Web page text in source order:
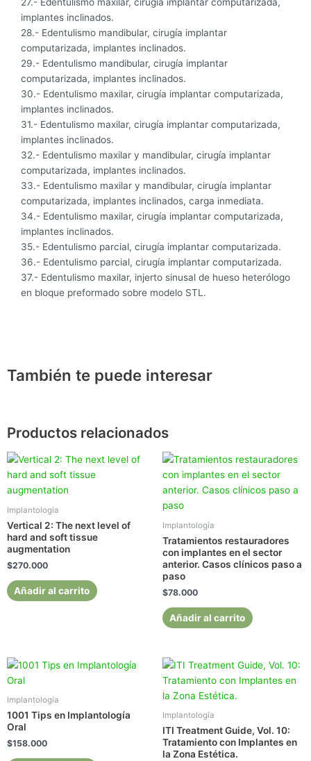
implantes inclinados.
28.- Edentulismo mandibular, cirugía implantar
computarizada, implantes inclinados.
29.- Edentulismo mandibular, cirugía implantar
computarizada, implantes inclinados.
30.- Edentulismo maxilar, cirugía implantar computarizada,
implantes inclinados.
31.- Edentulismo maxilar, cirugía implantar computarizada,
implantes inclinados.
32.- Edentulismo maxilar y mandibular, cirugía implantar
computarizada, implantes inclinados.
33.- Edentulismo maxilar y mandibular, cirugía implantar
computarizada, implantes inclinados, carga inmediata.
34.- Edentulismo maxilar, cirugía implantar computarizada,
implantes inclinados.
35.- Edentulismo parcial, cirugía implantar computarizada.
36.- Edentulismo parcial, cirugía implantar computarizada.
37.- Edentulismo maxilar, injerto sinusal de hueso heterólogo
en bloque preformado sobre modelo STL.
También te puede interesar
Productos relacionados
Implantología
Vertical 2: The next level of
hard and soft tissue
augmentation
$270.000
Añadir al carrito
Implantología
Tratamientos restauradores
con implantes en el sector
anterior. Casos clínicos paso a
paso
$78.000
Añadir al carrito
Implantología
1001 Tips en Implantología
Oral
$158.000
Implantología
ITI Treatment Guide, Vol. 10:
Tratamiento con Implantes en
la Zona Estética.